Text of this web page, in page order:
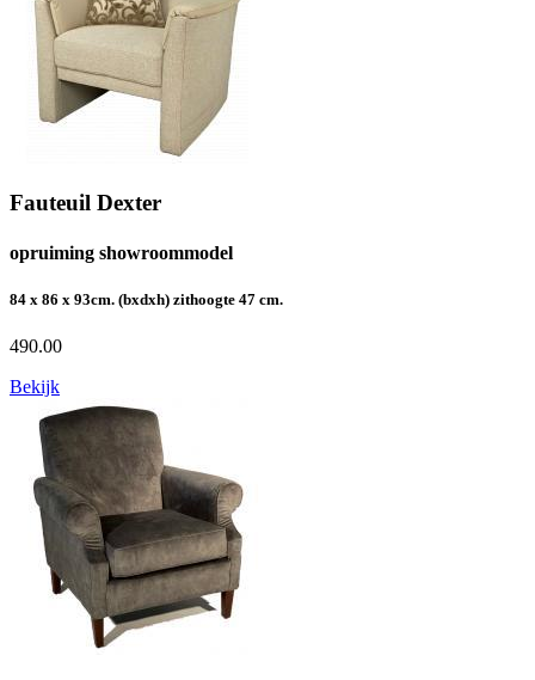
Fauteuil Dexter
opruiming showroommodel
84 x 86 x 93cm. (bxdxh) zithoogte 47 cm.
490.00
Bekijk